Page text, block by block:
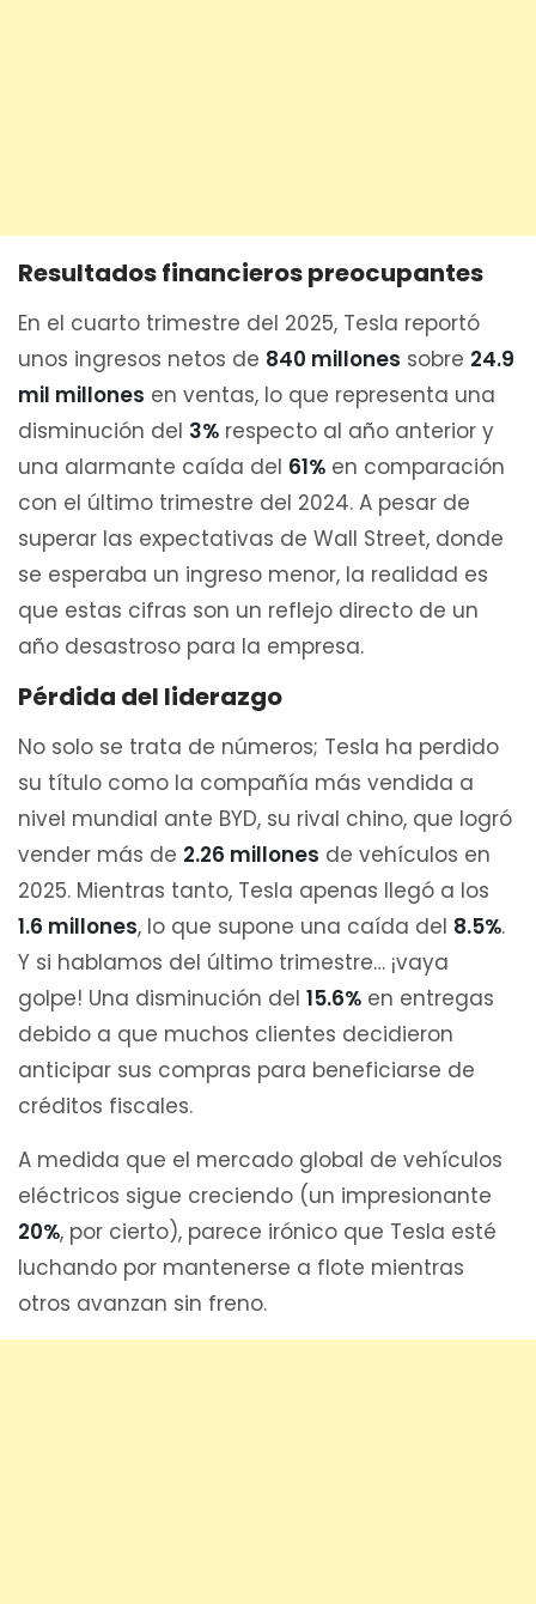
Resultados financieros preocupantes
En el cuarto trimestre del 2025, Tesla reportó
unos ingresos netos de 840 millones sobre 24.9
mil millones en ventas, lo que representa una
disminución del 3% respecto al año anterior y
una alarmante caída del 61% en comparación
con el último trimestre del 2024. A pesar de
superar las expectativas de Wall Street, donde
se esperaba un ingreso menor, la realidad es
que estas cifras son un reflejo directo de un
año desastroso para la empresa.
Pérdida del liderazgo
No solo se trata de números; Tesla ha perdido
su título como la compañía más vendida a
nivel mundial ante BYD, su rival chino, que logró
vender más de 2.26 millones de vehículos en
2025. Mientras tanto, Tesla apenas llegó a los
1.6 millones, lo que supone una caída del 8.5%.
Y si hablamos del último trimestre… ¡vaya
golpe! Una disminución del 15.6% en entregas
debido a que muchos clientes decidieron
anticipar sus compras para beneficiarse de
créditos fiscales.
A medida que el mercado global de vehículos
eléctricos sigue creciendo (un impresionante
20%, por cierto), parece irónico que Tesla esté
luchando por mantenerse a flote mientras
otros avanzan sin freno.